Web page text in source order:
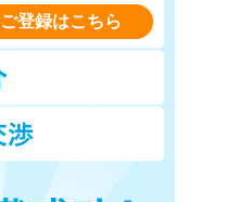
ご登録はこちら